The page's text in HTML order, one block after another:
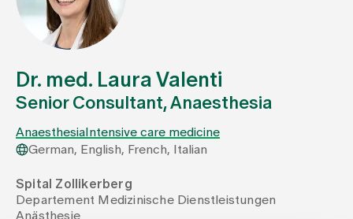
Specialist areas
Stay
Team
Assigning
Dr. med. Laura Valenti
Senior Consultant, Anaesthesia
Anaesthesia Intensive care medicine
German, English, French, Italian
Spital Zollikerberg
Departement Medizinische Dienstleistungen
Anästhesie